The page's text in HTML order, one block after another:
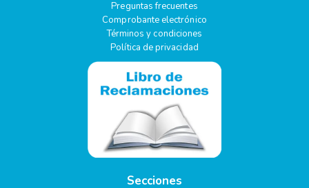
Preguntas frecuentes
Comprobante electrónico
Términos y condiciones
Política de privacidad
Secciones